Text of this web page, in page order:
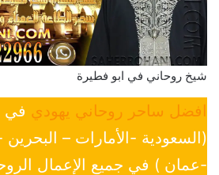
شيخ روحاني في ابو فطيرة
افضل ساحر روحاني يهودي في
(السعودية -الأمارات –
-عمان ) في جميع الإعمال